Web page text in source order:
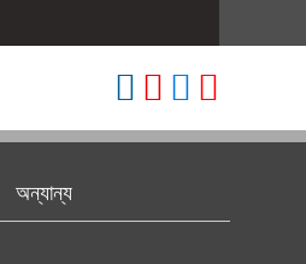
অন্যান্য